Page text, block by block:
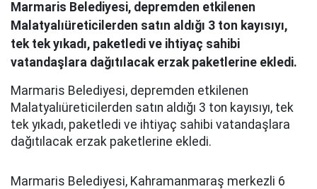
Marmaris Belediyesi, depremden etkilenen
Malatyalıüreticilerden satın aldığı 3 ton kayısıyı,
tek tek yıkadı, paketledi ve ihtiyaç sahibi
vatandaşlara dağıtılacak erzak paketlerine ekledi.
Marmaris Belediyesi, depremden etkilenen
Malatyalıüreticilerden satın aldığı 3 ton kayısıyı, tek
tek yıkadı, paketledi ve ihtiyaç sahibi vatandaşlara
dağıtılacak erzak paketlerine ekledi.
Marmaris Belediyesi, Kahramanmaraş merkezli 6